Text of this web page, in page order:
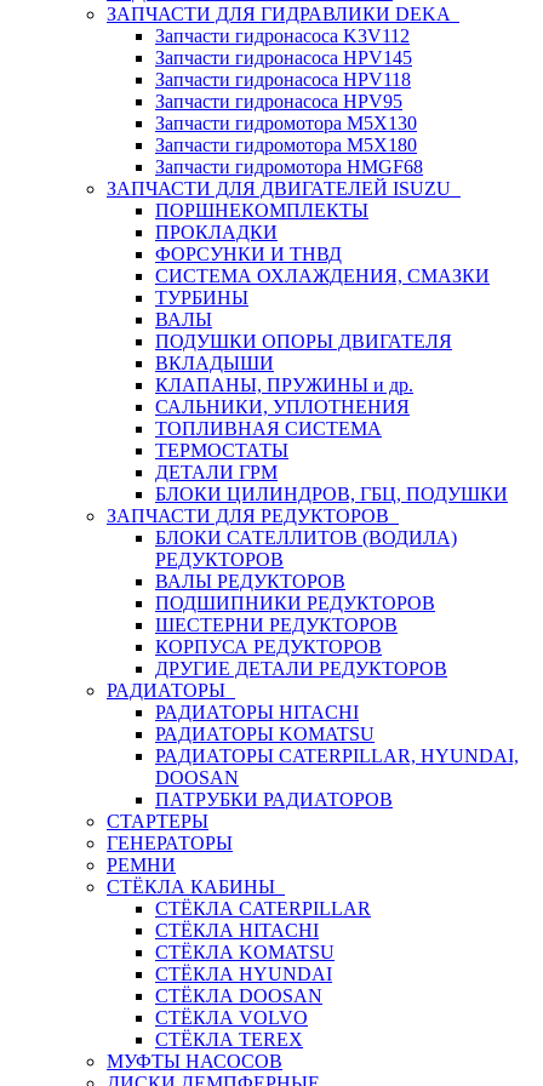
ЗАПЧАСТИ ДЛЯ ГИДРАВЛИКИ DEKA
Запчасти гидронасоса K3V112
Запчасти гидронасоса HPV145
Запчасти гидронасоса HPV118
Запчасти гидронасоса HPV95
Запчасти гидромотора M5X130
Запчасти гидромотора M5X180
Запчасти гидромотора HMGF68
ЗАПЧАСТИ ДЛЯ ДВИГАТЕЛЕЙ ISUZU
ПОРШНЕКОМПЛЕКТЫ
ПРОКЛАДКИ
ФОРСУНКИ И ТНВД
СИСТЕМА ОХЛАЖДЕНИЯ, СМАЗКИ
ТУРБИНЫ
ВАЛЫ
ПОДУШКИ ОПОРЫ ДВИГАТЕЛЯ
ВКЛАДЫШИ
КЛАПАНЫ, ПРУЖИНЫ и др.
САЛЬНИКИ, УПЛОТНЕНИЯ
ТОПЛИВНАЯ СИСТЕМА
ТЕРМОСТАТЫ
ДЕТАЛИ ГРМ
БЛОКИ ЦИЛИНДРОВ, ГБЦ, ПОДУШКИ
ЗАПЧАСТИ ДЛЯ РЕДУКТОРОВ
БЛОКИ САТЕЛЛИТОВ (ВОДИЛА)
РЕДУКТОРОВ
ВАЛЫ РЕДУКТОРОВ
ПОДШИПНИКИ РЕДУКТОРОВ
ШЕСТЕРНИ РЕДУКТОРОВ
КОРПУСА РЕДУКТОРОВ
ДРУГИЕ ДЕТАЛИ РЕДУКТОРОВ
РАДИАТОРЫ
РАДИАТОРЫ HITACHI
РАДИАТОРЫ KOMATSU
РАДИАТОРЫ CATERPILLAR, HYUNDAI,
DOOSAN
ПАТРУБКИ РАДИАТОРОВ
СТАРТЕРЫ
ГЕНЕРАТОРЫ
РЕМНИ
СТЁКЛА КАБИНЫ
СТЁКЛА CATERPILLAR
СТЁКЛА HITACHI
СТЁКЛА KOMATSU
СТЁКЛА HYUNDAI
СТЁКЛА DOOSAN
СТЁКЛА VOLVO
СТЁКЛА TEREX
МУФТЫ НАСОСОВ